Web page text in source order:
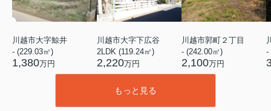
川越市大字鯨井
- (229.03㎡)
1,380万円
川越市大字下広谷
2LDK (119.24㎡)
2,220万円
川越市郭町２丁目
- (242.00㎡)
2,100万円
-
もっと見る